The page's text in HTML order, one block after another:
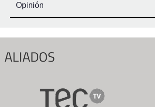
Opinión
ALIADOS